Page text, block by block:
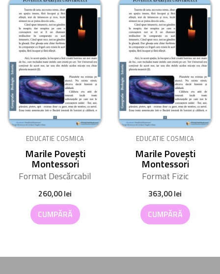
EDUCATIE COSMICA
Marile Povești
Montessori
Format Descărcabil
260,00lei
CUMPĂRĂ
EDUCATIE COSMICA
Marile Povești
Montessori
Format Fizic
363,00lei
CUMPĂRĂ